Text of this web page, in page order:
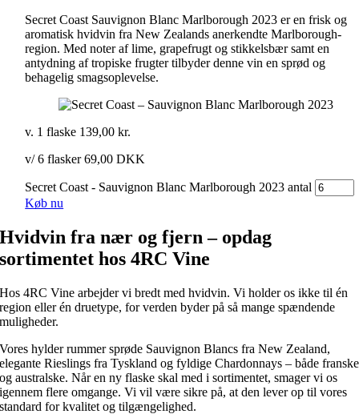
Secret Coast Sauvignon Blanc Marlborough 2023 er en frisk og
aromatisk hvidvin fra New Zealands anerkendte Marlborough-
region. Med noter af lime, grapefrugt og stikkelsbær samt en
antydning af tropiske frugter tilbyder denne vin en sprød og
behagelig smagsoplevelse.
v. 1 flaske 139,00kr.
v/ 6 flasker 69,00 DKK
Secret Coast - Sauvignon Blanc Marlborough 2023 antal
Køb nu
Hvidvin fra nær og fjern – opdag
sortimentet hos 4RC Vine
Hos 4RC Vine arbejder vi bredt med hvidvin. Vi holder os ikke til én
region eller én druetype, for verden byder på så mange spændende
muligheder.
Vores hylder rummer sprøde Sauvignon Blancs fra New Zealand,
elegante Rieslings fra Tyskland og fyldige Chardonnays – både franske
og australske. Når en ny flaske skal med i sortimentet, smager vi os
igennem flere omgange. Vi vil være sikre på, at den lever op til vores
standard for kvalitet og tilgængelighed.